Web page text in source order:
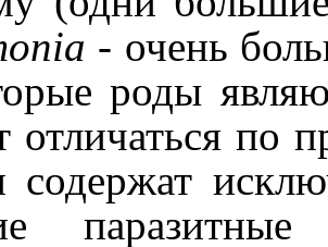
- очень
роды
отличаться по
содержат